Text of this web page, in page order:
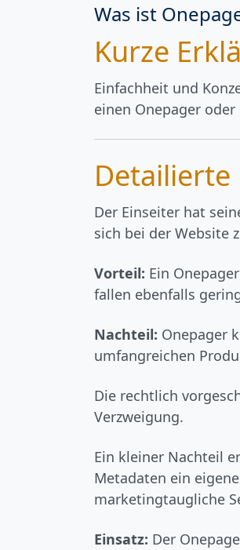
Was ist
Kurze
Einfachheit und
einen Onepager
Der Einseiter hat
sich bei der Website
Vorteil: Ein
fallen ebenfalls
Nachteil: Onepager
umfangreichen
Die rechtlich
Verzweigung.
Ein kleiner Nachteil
Metadaten ein
marketingtaugliche
Einsatz: Der